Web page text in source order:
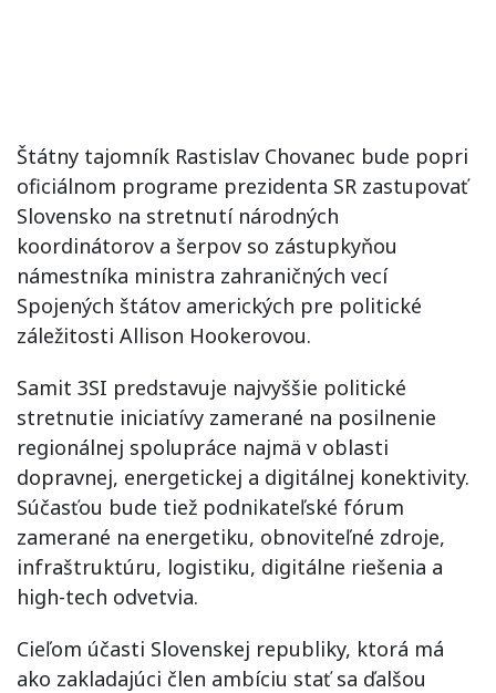
Štátny tajomník Rastislav Chovanec bude popri
oficiálnom programe prezidenta SR zastupovať
Slovensko na stretnutí národných
koordinátorov a šerpov so zástupkyňou
námestníka ministra zahraničných vecí
Spojených štátov amerických pre politické
záležitosti Allison Hookerovou.
Samit 3SI predstavuje najvyššie politické
stretnutie iniciatívy zamerané na posilnenie
regionálnej spolupráce najmä v oblasti
dopravnej, energetickej a digitálnej konektivity.
Súčasťou bude tiež podnikateľské fórum
zamerané na energetiku, obnoviteľné zdroje,
infraštruktúru, logistiku, digitálne riešenia a
high-tech odvetvia.
Cieľom účasti Slovenskej republiky, ktorá má
ako zakladajúci člen ambíciu stať sa ďalšou